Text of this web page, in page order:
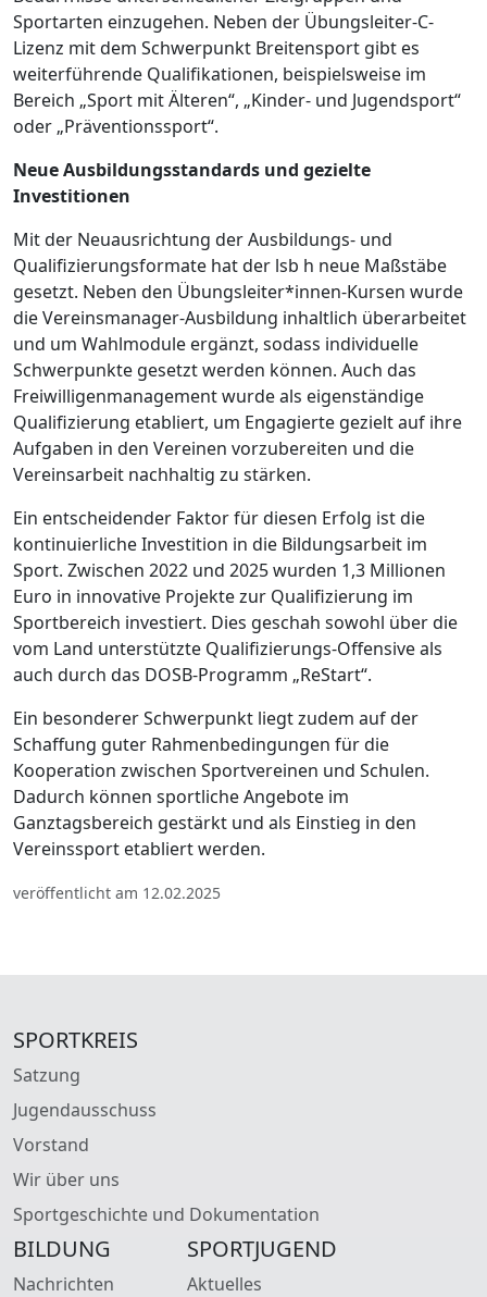
Sportarten einzugehen. Neben der Übungsleiter-C-
Lizenz mit dem Schwerpunkt Breitensport gibt es
weiterführende Qualifikationen, beispielsweise im
Bereich „Sport mit Älteren“, „Kinder- und Jugendsport“
oder „Präventionssport“.
Neue Ausbildungsstandards und gezielte
Investitionen
Mit der Neuausrichtung der Ausbildungs- und
Qualifizierungsformate hat der lsb h neue Maßstäbe
gesetzt. Neben den Übungsleiter*innen-Kursen wurde
die Vereinsmanager-Ausbildung inhaltlich überarbeitet
und um Wahlmodule ergänzt, sodass individuelle
Schwerpunkte gesetzt werden können. Auch das
Freiwilligenmanagement wurde als eigenständige
Qualifizierung etabliert, um Engagierte gezielt auf ihre
Aufgaben in den Vereinen vorzubereiten und die
Vereinsarbeit nachhaltig zu stärken.
Ein entscheidender Faktor für diesen Erfolg ist die
kontinuierliche Investition in die Bildungsarbeit im
Sport. Zwischen 2022 und 2025 wurden 1,3 Millionen
Euro in innovative Projekte zur Qualifizierung im
Sportbereich investiert. Dies geschah sowohl über die
vom Land unterstützte Qualifizierungs-Offensive als
auch durch das DOSB-Programm „ReStart“.
Ein besonderer Schwerpunkt liegt zudem auf der
Schaffung guter Rahmenbedingungen für die
Kooperation zwischen Sportvereinen und Schulen.
Dadurch können sportliche Angebote im
Ganztagsbereich gestärkt und als Einstieg in den
Vereinssport etabliert werden.
veröffentlicht am 12.02.2025
SPORTKREIS
Satzung
Jugendausschuss
Vorstand
Wir über uns
Sportgeschichte und Dokumentation
BILDUNG
Nachrichten
SPORTJUGEND
Aktuelles